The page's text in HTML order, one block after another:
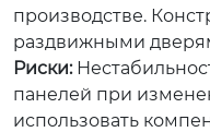
производстве.
раздвижными
Риски:
панелей при
использовать